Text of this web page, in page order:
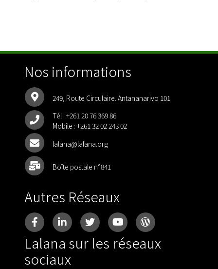
Nos informations
249, Route Circulaire. Antananarivo 101
Tél : +261 20 76 369 86
Mobile : +261 32 02 243 02
lalana@lalana.org
Boîte postale n°841
Autres Réseaux
Lalana sur les réseaux
sociaux